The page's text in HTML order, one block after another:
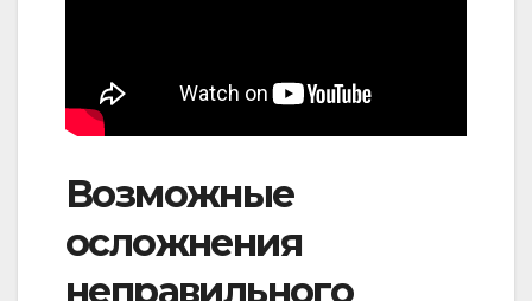
Возможные
осложнения
неправильного